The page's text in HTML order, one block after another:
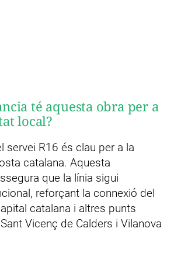
té aquesta obra per a
local?
servei R16 és clau per a la
catalana. Aquesta
que la línia sigui
reforçant la connexió del
catalana i altres punts
Vicenç de Calders i Vilanova